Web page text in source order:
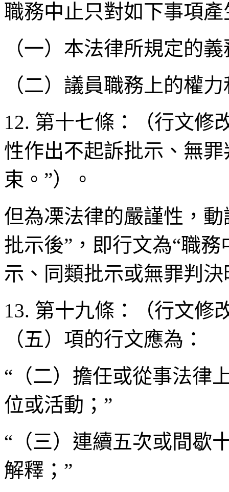
職務中止只對如下事項
（一）本法律所規定的
（二）議員職務上的權
12. 第十七條：（行文修
性作出不起訴批示、無
束。”）。
但為凓法律的嚴謹性，
批示後”，即行文為“職
示、同類批示或無罪判決
13. 第十九條：（行文修
（五）項的行文應為：
“（二）擔任或從事法律
位或活動；”
“（三）連續五次或間歇
解釋；”